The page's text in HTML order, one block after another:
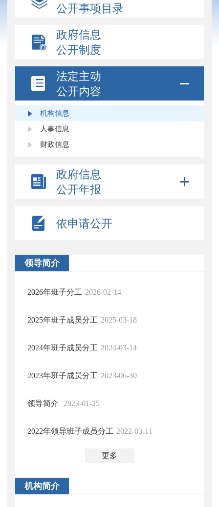
公开事项目录
政府信息
公开制度
法定主动
公开内容
机构信息
人事信息
财政信息
政府信息
公开年报
依申请公开
领导简介
2026年班子分工 2026-02-14
2025年班子成员分工 2025-03-18
2024年班子成员分工 2024-03-14
2023年班子成员分工 2023-06-30
领导简介 2023-01-25
2022年领导班子成员分工 2022-03-11
更多
机构简介